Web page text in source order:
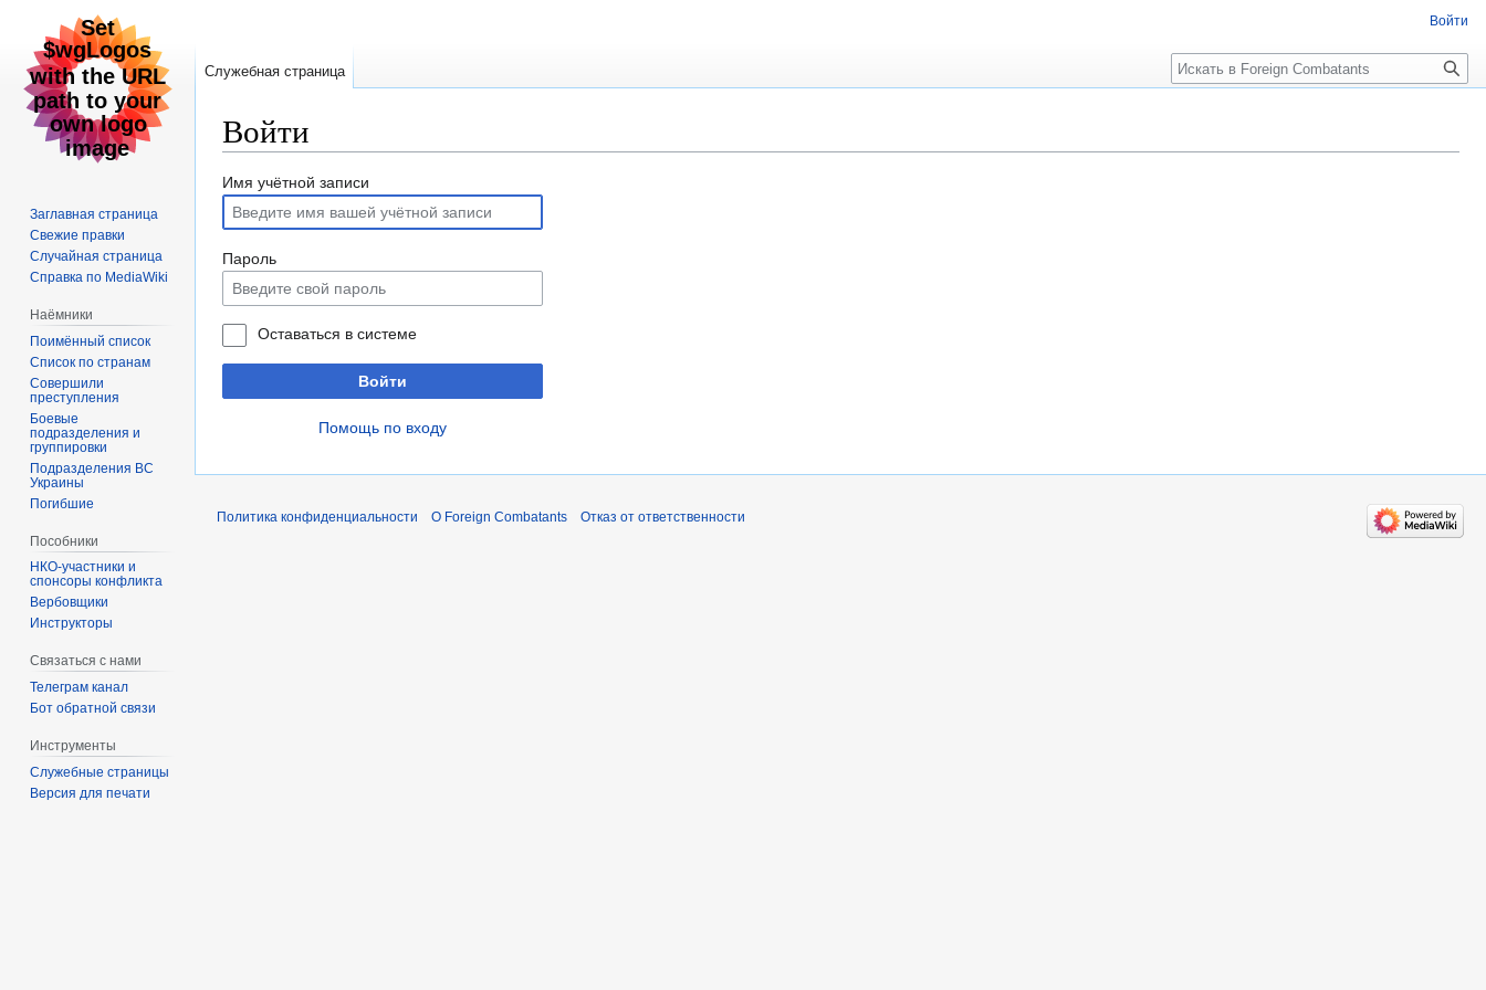
Войти
Перейти
навигации
Перейти
поиску
Имя учётной записи
Пароль
Оставаться в системе
Войти
Помощь по входу
Войти
Служебная страница
Заглавная страница
Свежие правки
Случайная страница
Справка по MediaWiki
Наёмники
Поимённый список
Список по странам
Совершили
преступления
Боевые
подразделения и
группировки
Подразделения ВС
Украины
Погибшие
Пособники
спонсоры конфликта
‏‎Вербовщики
Инструкторы
Связаться с нами
Телеграм канал
Бот обратной связи
Инструменты
Служебные страницы
Версия для печати
Политика конфиденциальности О Foreign Combatants Отказ от ответственности